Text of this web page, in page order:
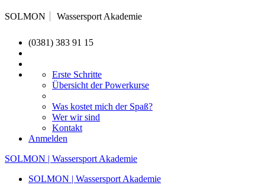
SOLMON Wassersport Akademie
(0381) 383 91 15
Erste Schritte
Übersicht der Powerkurse
Was kostet mich der Spaß?
Wer wir sind
Kontakt
Anmelden
SOLMON | Wassersport Akademie
SOLMON | Wassersport Akademie